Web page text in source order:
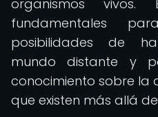
organismos vivos.
fundamentales
posibilidades de
mundo distante y
conocimiento sobre la
que existen más allá